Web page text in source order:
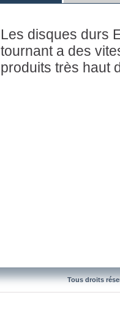
Les disques durs
tournant a des
produits très haut
Tous droits